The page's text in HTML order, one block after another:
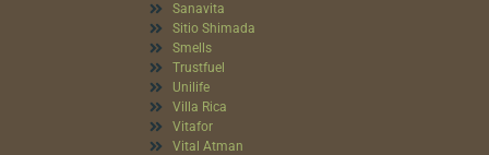
Sanavita
Sitio Shimada
Smells
Trustfuel
Unilife
Villa Rica
Vitafor
Vital Atman